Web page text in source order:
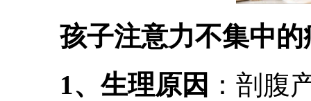
孩子注意力不集中的
1、生理原因 ：剖腹